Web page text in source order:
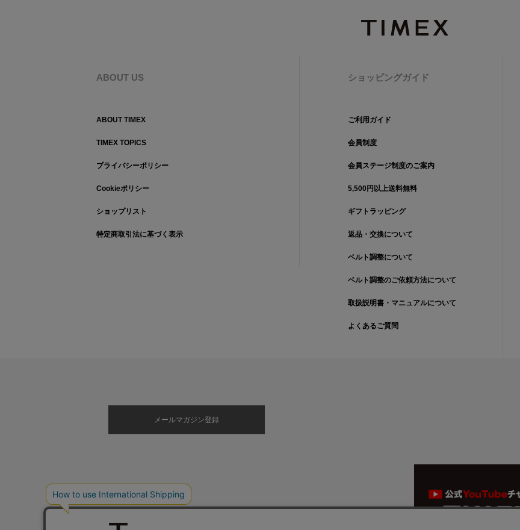
ABOUT US
ABOUT TIMEX
TIMEX TOPICS
プライバシーポリシー
Cookieポリシー
ショップリスト
特定商取引法に基づく表示
ショッピングガイド
ご利用ガイド
会員制度
会員ステージ制度のご案内
5,500円以上送料無料
ギフトラッピング
返品・交換について
ベルト調整について
ベルト調整のご依頼方法について
取扱説明書・マニュアルについて
よくあるご質問
メールマガジン登録